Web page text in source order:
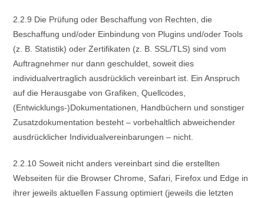
2.2.9 Die Prüfung oder Beschaffung von Rechten, die
Beschaffung und/oder Einbindung von Plugins und/oder Tools
(z. B. Statistik) oder Zertifikaten (z. B. SSL/TLS) sind vom
Auftragnehmer nur dann geschuldet, soweit dies
individualvertraglich ausdrücklich vereinbart ist. Ein Anspruch
auf die Herausgabe von Grafiken, Quellcodes,
(Entwicklungs-)Dokumentationen, Handbüchern und sonstiger
Zusatzdokumentation besteht – vorbehaltlich abweichender
ausdrücklicher Individualvereinbarungen – nicht.
2.2.10 Soweit nicht anders vereinbart sind die erstellten
Webseiten für die Browser Chrome, Safari, Firefox und Edge in
ihrer jeweils aktuellen Fassung optimiert (jeweils die letzten